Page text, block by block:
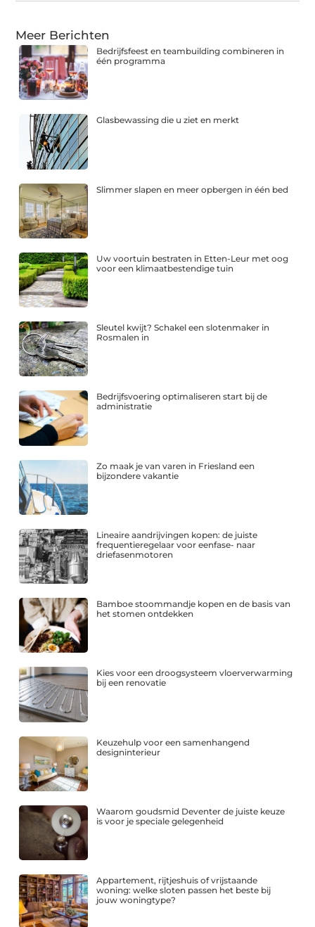
Meer Berichten
Bedrijfsfeest en teambuilding combineren in
één programma
Glasbewassing die u ziet en merkt
Slimmer slapen en meer opbergen in één bed
Uw voortuin bestraten in Etten-Leur met oog
voor een klimaatbestendige tuin
Sleutel kwijt? Schakel een slotenmaker in
Rosmalen in
Bedrijfsvoering optimaliseren start bij de
administratie
Zo maak je van varen in Friesland een
bijzondere vakantie
Lineaire aandrijvingen kopen: de juiste
frequentieregelaar voor eenfase- naar
driefasenmotoren
Bamboe stoommandje kopen en de basis van
het stomen ontdekken
Kies voor een droogsysteem vloerverwarming
bij een renovatie
Keuzehulp voor een samenhangend
designinterieur
Waarom goudsmid Deventer de juiste keuze
is voor je speciale gelegenheid
Appartement, rijtjeshuis of vrijstaande
woning: welke sloten passen het beste bij
jouw woningtype?